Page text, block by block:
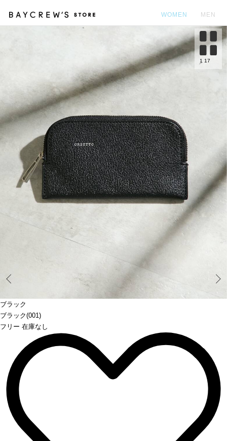
WOMEN MEN
ブラック
ブラック(001)
フリー 在庫なし
1 17